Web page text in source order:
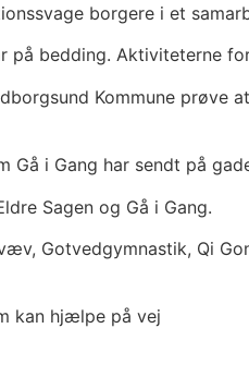
borgere i et
på bedding. Aktiviteterne
Kommune
i Gang har sendt på
Sagen og Gå i Gang.
Gotvedgymnastik, Qi
kan hjælpe på vej